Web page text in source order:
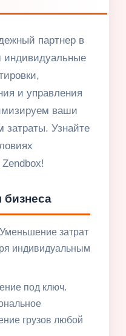
партнер в
индивидуальные
и управления
ваши
Узнайте
затрат
индивидуальным
под ключ.
грузов любой